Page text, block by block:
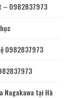
– 0982837973
0982837973
Nagakawa tại Hà